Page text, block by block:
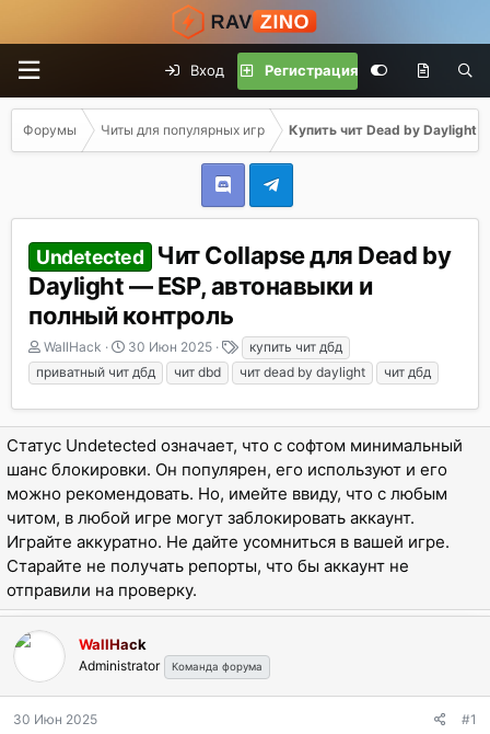
Вход Регистрация
Форумы Читы для популярных игр Купить чит Dead by Daylight
Undetected
Чит Collapse для Dead by
Daylight — ESP, автонавыки и
полный контроль
А
в
т
р
т
е
ы
WallHack
Д
а
т
н
а
ч
л
а
30 Июн 2025
е
г
купить чит дбд
приватный чит дбд
чит dbd чит dead by daylight чит дбд
Статус Undetected означает, что с софтом минимальный
шанс блокировки. Он популярен, его используют и его
можно рекомендовать. Но, имейте ввиду, что с любым
читом, в любой игре могут заблокировать аккаунт.
Играйте аккуратно. Не дайте усомниться в вашей игре.
Старайте не получать репорты, что бы аккаунт не
отправили на проверку.
WallHack
Administrator Команда форума
30 Июн 2025 #1